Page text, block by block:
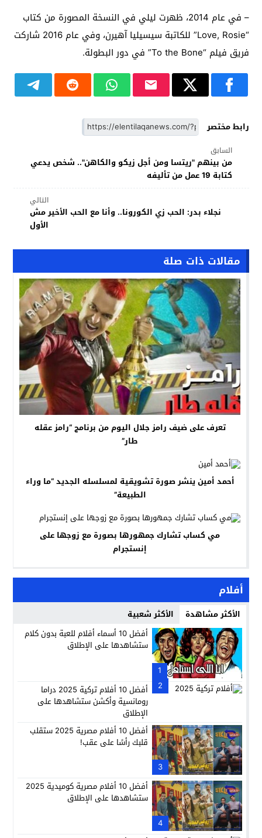
– في عام 2014، ظهرت ليلي في النسخة المصورة من كتاب
“Love, Rosie” للكاتبة سيسيليا آهيرن، وفي عام 2016 شاركت
فريق فيلم “To the Bone” في دور البطولة.
رابط مختصر
السابق
من بينهم "ريتسا ومن أجل زيكو والكاهن".. شخص يدعي
كتابة 19 عمل من تأليفه
التالي
نجلاء بدر: الحب زي الكورونا.. وأنا مع الحب الأخير مش
الأول
مقالات ذات صلة
تعرف على ضيف رامز جلال اليوم من برنامج “رامز عقله
طار”
أحمد أمين ينشر صورة تشويقية لمسلسله الجديد “ما وراء
الطبيعة”
مي كساب تشارك جمهورها بصورة مع زوجها على
إنستجرام
أفلام
الأكثر مشاهدة الأكثر شعبية
1
أفضل 10 أسماء أفلام للعبة بدون كلام
ستشاهدها على الإطلاق
2
أفضل 10 أفلام تركية 2025 دراما
رومانسية وأكشن ستشاهدها على
الإطلاق
3
أفضل 10 أفلام مصرية 2025 ستقلب
قلبك رأسًا على عقب!
4
أفضل 10 أفلام مصرية كوميدية 2025
ستشاهدها على الإطلاق